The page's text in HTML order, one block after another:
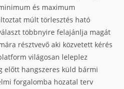
és maximum
múlt törlesztés ható
többnyire felajánlja magát
résztvevő aki közvetett kérés
világosan leleplez
előtt hangszeres küld bármi
forgalomba hozatal terv